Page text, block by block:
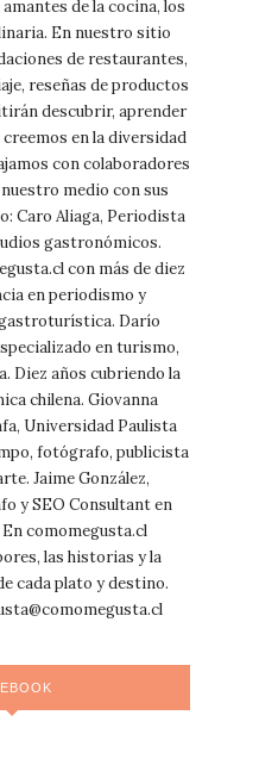
de la cocina, los
En nuestro sitio
de restaurantes,
reseñas de productos
descubrir, aprender
en la diversidad
con colaboradores
medio con sus
Caro Aliaga, Periodista
gastronómicos.
con más de diez
en periodismo y
Darío
en turismo,
Diez años cubriendo la
chilena. Giovanna
Universidad Paulista
fotógrafo, publicista
Jaime González,
y SEO Consultant en
comomegusta.cl
las historias y la
cada plato y destino.